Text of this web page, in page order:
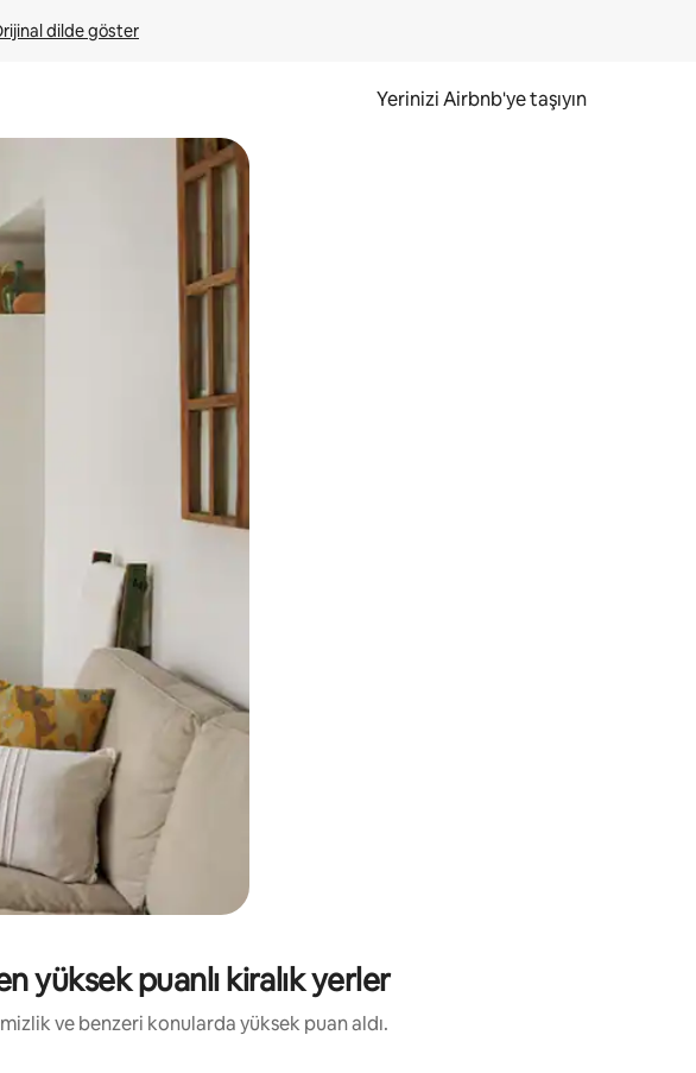
dilde göster
Yerinizi Airbnb'ye taşıyın
keşfedin.
yüksek puanlı kiralık yerler
ve benzeri konularda yüksek puan aldı.